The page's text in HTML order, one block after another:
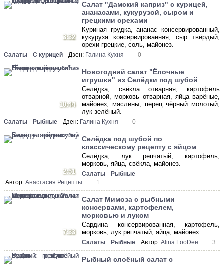
3:32
Салат "Дамский каприз" с курицей,
ананасами, кукурузой, сыром и
грецкими орехами
Куриная грудка, ананас консервированный,
кукуруза консервированная, сыр твёрдый,
орехи грецкие, соль, майонез.
Салаты С курицей Дзен: Галина Кухня 0
10:44
Новогодний салат "Ёлочные
игрушки" из Селёдки под шубой
Селёдка, свёкла отварная, картофель
отварной, морковь отварная, яйца варёные,
майонез, маслины, перец чёрный молотый,
лук зелёный.
Салаты Рыбные Дзен: Галина Кухня 0
2:51
Селёдка под шубой по
классическому рецепту с яйцом
Селёдка, лук репчатый, картофель,
морковь, яйца, свёкла, майонез.
Салаты
Рыбные
Автор: Анастасия Рецепты 1
7:33
Салат Мимоза с рыбными
консервами, картофелем,
морковью и луком
Сардина консервированная, картофель,
морковь, лук репчатый, яйца, майонез.
Салаты Рыбные Автор: Alina FooDee 3
Рыбный слоёный салат с